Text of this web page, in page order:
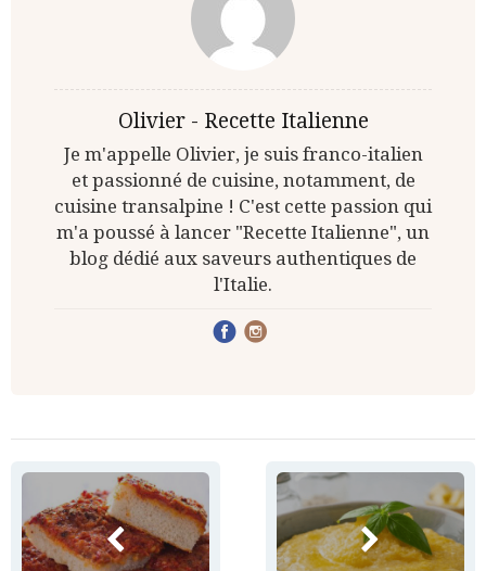
Olivier - Recette Italienne
Je m'appelle Olivier, je suis franco-italien
et passionné de cuisine, notamment, de
cuisine transalpine ! C'est cette passion qui
m'a poussé à lancer "Recette Italienne", un
blog dédié aux saveurs authentiques de
l'Italie.